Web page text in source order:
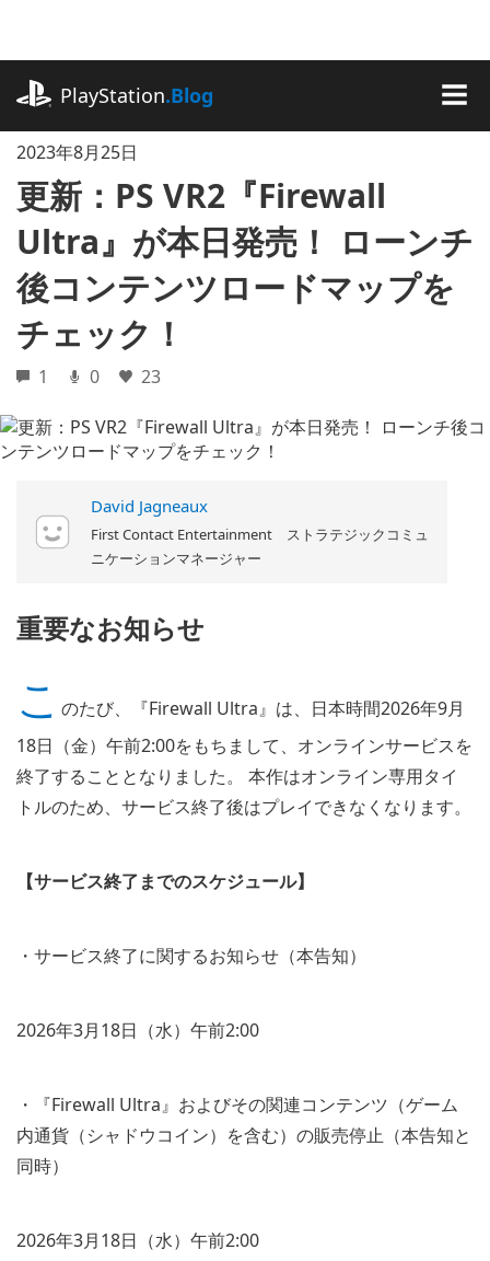
に
ッ
PlayStation.Blog
2023年8月25日
更新：PS VR2『Firewall
Ultra』が本日発売！ ローンチ
後コンテンツロードマップを
チェック！
1 0 23
David Jagneaux
First Contact Entertainment ストラテジックコミュ
ニケーションマネージャー
重要なお知らせ
こ のたび、『Firewall Ultra』は、日本時間2026年9月
18日（金）午前2:00をもちまして、オンラインサービスを
終了することとなりました。 本作はオンライン専用タイ
トルのため、サービス終了後はプレイできなくなります。
【サービス終了までのスケジュール】
・サービス終了に関するお知らせ（本告知）
2026年3月18日（水）午前2:00
・『Firewall Ultra』およびその関連コンテンツ（ゲーム
内通貨（シャドウコイン）を含む）の販売停止（本告知と
同時）
2026年3月18日（水）午前2:00